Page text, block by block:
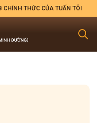
THỨC CỦA TUẤN TÔI